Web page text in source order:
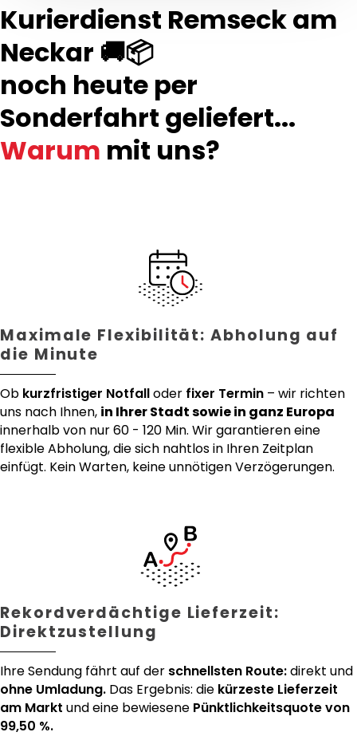
Kurierdienst Remseck am
Neckar 🚚📦
noch heute per
Sonderfahrt geliefert...
Warum mit uns?
Maximale Flexibilität: Abholung auf
die Minute
Ob kurzfristiger Notfalloder fixer Termin – wir richten
uns nach Ihnen, in Ihrer Stadt sowie in ganz Europa
innerhalb von nur 60 - 120 Min. Wir garantieren eine
flexible Abholung, die sich nahtlos in Ihren Zeitplan
einfügt. Kein Warten, keine unnötigen Verzögerungen.
Rekordverdächtige Lieferzeit:
Direktzustellung
Ihre Sendung fährt auf der schnellsten Route:direkt und
ohne Umladung. Das Ergebnis: die kürzeste Lieferzeit
am Markt und eine bewiesene Pünktlichkeitsquote von
99,50 %.